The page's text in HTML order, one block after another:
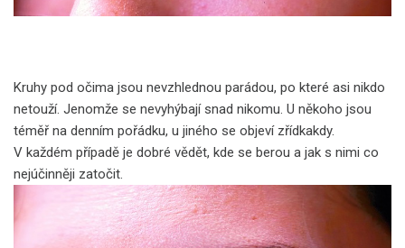
Kruhy pod očima jsou nevzhlednou parádou, po které asi nikdo
netouží. Jenomže se nevyhýbají snad nikomu. U někoho jsou
téměř na denním pořádku, u jiného se objeví zřídkakdy.
V každém případě je dobré vědět, kde se berou a jak s nimi co
nejúčinněji zatočit.